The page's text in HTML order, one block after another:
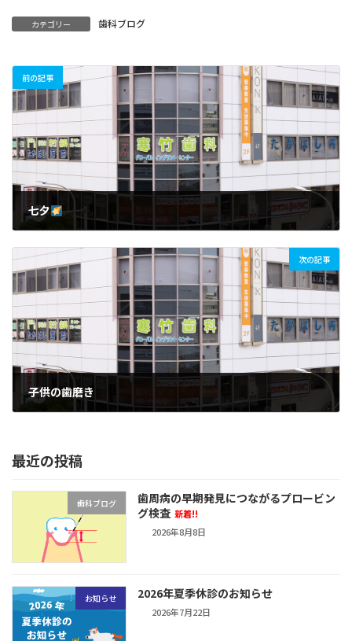
カテゴリー 歯科ブログ
前の記事
七夕
次の記事
子供の歯磨き
最近の投稿
歯科ブログ
歯周病の早期発見につながるプロービン
グ検査 新着!!
2026年8月8日
お知らせ 2026年夏季休診のお知らせ
2026年7月22日